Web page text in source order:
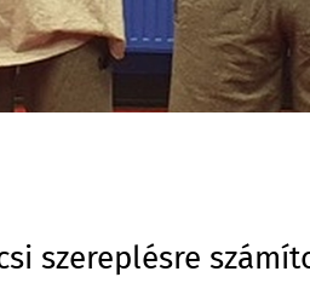
szereplésre